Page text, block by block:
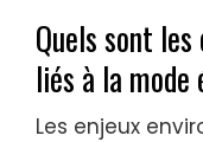
Quels sont
liés à la mode
Les enjeux